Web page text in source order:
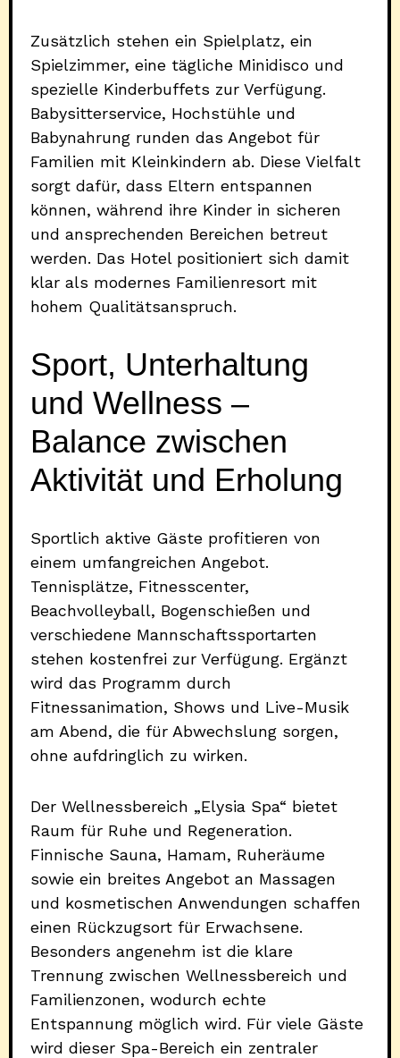
Zusätzlich stehen ein Spielplatz, ein
Spielzimmer, eine tägliche Minidisco und
spezielle Kinderbuffets zur Verfügung.
Babysitterservice, Hochstühle und
Babynahrung runden das Angebot für
Familien mit Kleinkindern ab. Diese Vielfalt
sorgt dafür, dass Eltern entspannen
können, während ihre Kinder in sicheren
und ansprechenden Bereichen betreut
werden. Das Hotel positioniert sich damit
klar als modernes Familienresort mit
hohem Qualitätsanspruch.
Sport, Unterhaltung
und Wellness –
Balance zwischen
Aktivität und Erholung
Sportlich aktive Gäste profitieren von
einem umfangreichen Angebot.
Tennisplätze, Fitnesscenter,
Beachvolleyball, Bogenschießen und
verschiedene Mannschaftssportarten
stehen kostenfrei zur Verfügung. Ergänzt
wird das Programm durch
Fitnessanimation, Shows und Live-Musik
am Abend, die für Abwechslung sorgen,
ohne aufdringlich zu wirken.
Der Wellnessbereich „Elysia Spa“ bietet
Raum für Ruhe und Regeneration.
Finnische Sauna, Hamam, Ruheräume
sowie ein breites Angebot an Massagen
und kosmetischen Anwendungen schaffen
einen Rückzugsort für Erwachsene.
Besonders angenehm ist die klare
Trennung zwischen Wellnessbereich und
Familienzonen, wodurch echte
Entspannung möglich wird. Für viele Gäste
wird dieser Spa-Bereich ein zentraler